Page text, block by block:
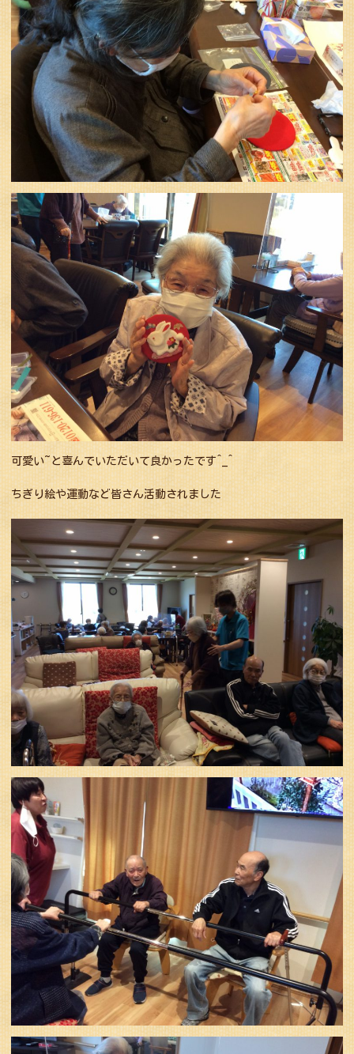
可愛い~と喜んでいただいて良かったです^_^
ちぎり絵や運動など皆さん活動されました